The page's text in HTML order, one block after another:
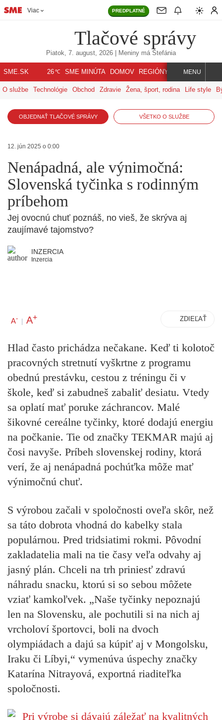
Viac PREDPLATNÉ
Tlačové správy
Piatok, 7. august, 2026 | Meniny má Štefánia
SME.SK 26℃ SME MINÚTA DOMOV REGIÓNY INDEX SVET
MENU
O službe Technológie Obchod Zdravie Žena, šport, rodina Life style
OBJEDNAŤ TLAČOVÉ SPRÁVY VŠETKO O SLUŽBE
12. jún 2025 o 0:00
Nenápadná, ale výnimočná:
Slovenská tyčinka s rodinným
príbehom
Jej ovocnú chuť poznáš, no vieš, že skrýva aj
zaujímavé tajomstvo?
INZERCIA
Inzercia
A- | A+ ZDIEĽAŤ
Hlad často prichádza nečakane. Keď ti kolotoč
pracovných stretnutí vyškrtne z programu
obednú prestávku, cestou z tréningu či v
škole, keď si zabudneš zabaliť desiatu. Vtedy
sa oplatí mať poruke záchrancov. Malé
šikovné cereálne tyčinky, ktoré dodajú energiu
na počkanie. Tie od značky TEKMAR majú aj
čosi navyše. Príbeh slovenskej rodiny, ktorá
verí, že aj nenápadná pochúťka môže mať
výnimočnú chuť.
S výrobou začali v spoločnosti oveľa skôr, než
sa táto dobrota vhodná do kabelky stala
populárnou. Pred tridsiatimi rokmi. Pôvodní
zakladatelia mali na tie časy veľa odvahy aj
jasný plán. Chceli na trh priniesť zdravú
náhradu snacku, ktorú si so sebou môžete
vziať kamkoľvek. „Naše tyčinky nepoznajú
len na Slovensku, ale pochutili si na nich aj
vrcholoví športovci, boli na dvoch
olympiádach a dajú sa kúpiť aj v Mongolsku,
Iraku či Líbyi,“ vymenúva úspechy značky
Katarína Nitrayová, exportná riaditeľka
spoločnosti.